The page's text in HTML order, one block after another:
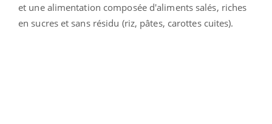
et une alimentation composée d'aliments salés, riches
en sucres et sans résidu (riz, pâtes, carottes cuites).